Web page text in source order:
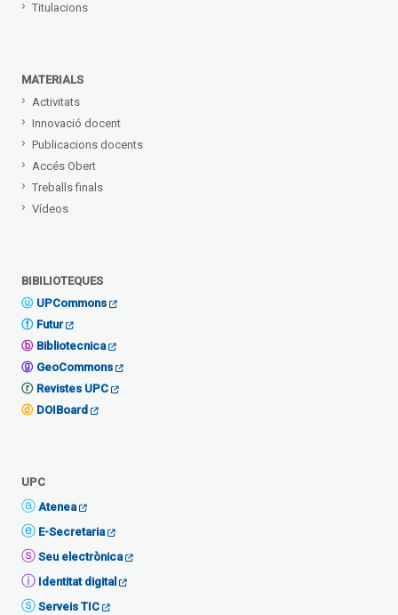
Titulacions
MATERIALS
Activitats
Innovació docent
Publicacions docents
Accés Obert
Treballs finals
Vídeos
BIBILIOTEQUES
UPCommons
Futur
Bibliotecnica
GeoCommons
Revistes UPC
DOIBoard
UPC
Atenea
E-Secretaria
Seu electrònica
Identitat digital
Serveis TIC